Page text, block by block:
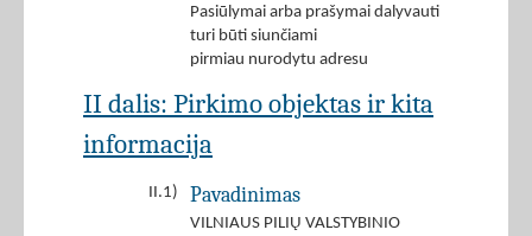
Pasiūlymai arba prašymai dalyvauti
turi būti siunčiami
pirmiau nurodytu adresu
II dalis: Pirkimo objektas ir kita
informacija
II.1) Pavadinimas
VILNIAUS PILIŲ VALSTYBINIO